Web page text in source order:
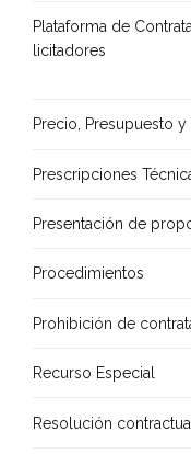
Plataforma de
licitadores
Precio, Presupuesto
Prescripciones
Presentación de
Procedimientos
Prohibición de
Recurso Especial
Resolución contractual